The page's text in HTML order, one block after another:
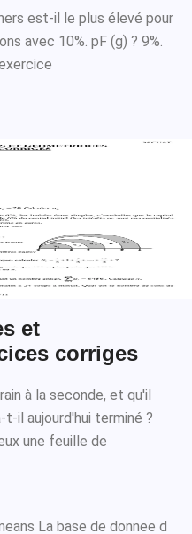
est-il le plus élevé pour
avec 10%. pF (g) ? 9%.
et
corriges
à la seconde, et qu'il
il aujourd'hui terminé ?
une feuille de
La base de donnee d